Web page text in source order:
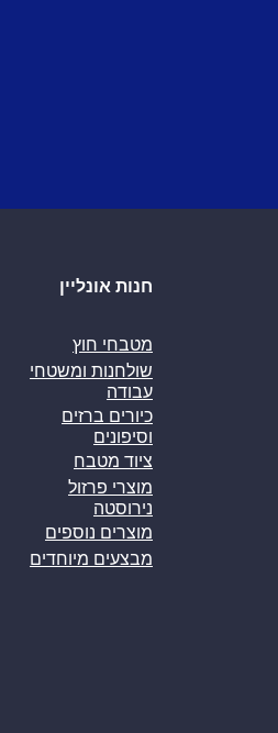
חנות אונליין
מטבחי חוץ
שולחנות ומשטחי
עבודה
כיורים ברזים
וסיפונים
ציוד מטבח
מוצרי פרזול
נירוסטה
מוצרים נוספים
מבצעים מיוחדים